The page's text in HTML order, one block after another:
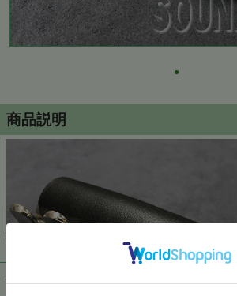
商品説明
▼ 商品説明の続きを見る ▼
価格: